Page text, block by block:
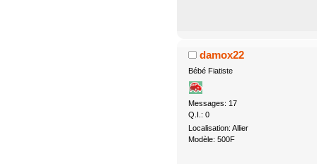
damox22
Bébé Fiatiste
Messages: 17
Q.I.: 0
Localisation: Allier
Modèle: 500F